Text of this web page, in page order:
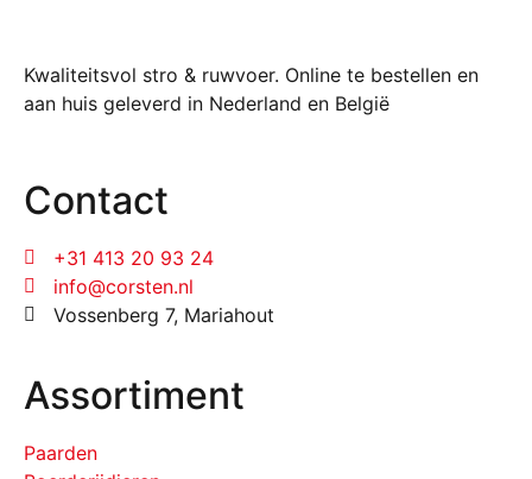
Kwaliteitsvol stro & ruwvoer. Online te bestellen en
aan huis geleverd in Nederland en België
Contact
+31 413 20 93 24
info@corsten.nl
Vossenberg 7, Mariahout
Assortiment
Paarden